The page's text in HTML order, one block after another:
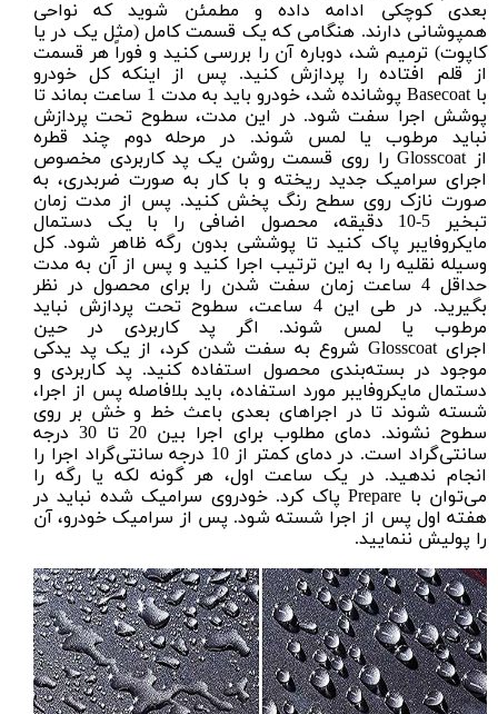
بعدی کوچکی ادامه داده و مطمئن شوید که نواحی
همپوشانی دارند. هنگامی که یک قسمت کامل (مثل یک در یا
کاپوت) ترمیم شد، دوباره آن را بررسی کنید و فوراً هر قسمت
از قلم افتاده را پردازش کنید. پس از اینکه کل خودرو
با Basecoat پوشانده شد، خودرو باید به مدت 1 ساعت بماند تا
پوشش اجرا سفت شود. در این مدت، سطوح تحت پردازش
نباید مرطوب یا لمس شوند. در مرحله دوم چند قطره
از Glosscoat را روی قسمت روشن یک پد کاربردی مخصوص
اجرای سرامیک جدید ریخته و با کار به صورت ضربدری، به
صورت نازک روی سطح رنگ پخش کنید. پس از مدت زمان
تبخیر 5-10 دقیقه، محصول اضافی را با یک دستمال
مایکروفایبر پاک کنید تا پوششی بدون رگه ظاهر شود. کل
وسیله نقلیه را به این ترتیب اجرا کنید و پس از آن به مدت
حداقل 4 ساعت زمان سفت شدن را برای محصول در نظر
بگیرید. در طی این 4 ساعت، سطوح تحت پردازش نباید
مرطوب یا لمس شوند. اگر پد کاربردی در حین
اجرای Glosscoat شروع به سفت شدن کرد، از یک پد یدکی
موجود در بسته‌بندی محصول استفاده کنید. پد کاربردی و
دستمال مایکروفایبر مورد استفاده، باید بلافاصله پس از اجرا،
شسته شوند تا در اجراهای بعدی باعث خط و خش بر روی
سطوح نشوند. دمای مطلوب برای اجرا بین 20 تا 30 درجه
سانتی‌گراد است. در دمای کمتر از 10 درجه سانتی‌گراد اجرا را
انجام ندهید. در یک ساعت اول، هر گونه لکه یا رگه را
می‌توان با Prepare پاک کرد. خودروی سرامیک شده نباید در
هفته اول پس از اجرا شسته شود. پس از سرامیک خودرو، آن
را پولیش ننمایید.